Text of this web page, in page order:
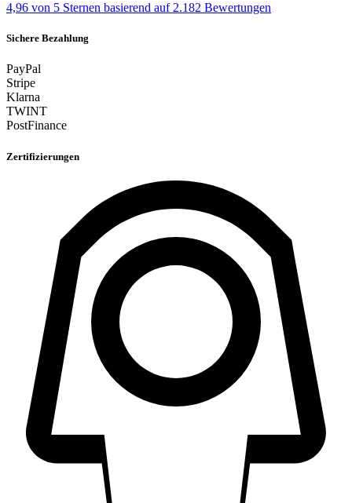
4,96 von 5 Sternen basierend auf 2.182 Bewertungen
Sichere Bezahlung
PayPal
Stripe
Klarna
TWINT
PostFinance
Zertifizierungen